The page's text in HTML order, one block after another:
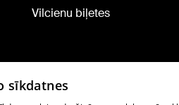
Vilcienu biļetes
sīkdatnes